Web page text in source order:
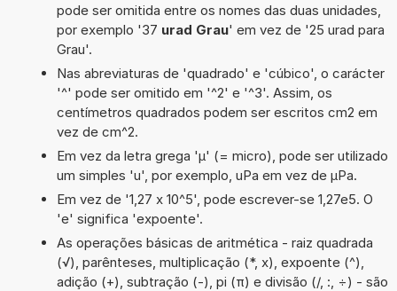
pode ser omitida entre os nomes das duas unidades,
por exemplo '37 urad Grau' em vez de '25 urad para
Grau'.
Nas abreviaturas de 'quadrado' e 'cúbico', o carácter
'^' pode ser omitido em '^2' e '^3'. Assim, os
centímetros quadrados podem ser escritos cm2 em
vez de cm^2.
Em vez da letra grega 'µ' (= micro), pode ser utilizado
um simples 'u', por exemplo, uPa em vez de µPa.
Em vez de '1,27 x 10^5', pode escrever-se 1,27e5. O
'e' significa 'expoente'.
As operações básicas de aritmética - raiz quadrada
(√), parênteses, multiplicação (*, x), expoente (^),
adição (+), subtração (-), pi (π) e divisão (/, :, ÷) - são